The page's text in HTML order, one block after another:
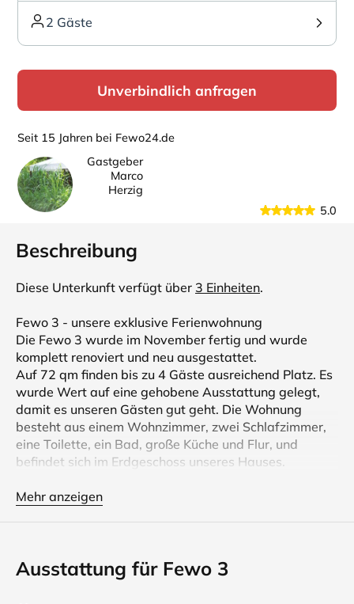
2 Gäste
Unverbindlich anfragen
Seit 15 Jahren bei Fewo24.de
Gastgeber
Marco
Herzig
5.0
Beschreibung
Diese Unterkunft verfügt über 3 Einheiten.
Fewo 3 - unsere exklusive Ferienwohnung
Die Fewo 3 wurde im November fertig und wurde
komplett renoviert und neu ausgestattet.
Auf 72 qm finden bis zu 4 Gäste ausreichend Platz. Es
wurde Wert auf eine gehobene Ausstattung gelegt,
damit es unseren Gästen gut geht. Die Wohnung
besteht aus einem Wohnzimmer, zwei Schlafzimmer,
eine Toilette, ein Bad, große Küche und Flur, und
befindet sich im Erdgeschoss unseres Hauses.
Selbstverständlich steht unseren Gästen auch der
kostenlos zur Verfügung gestellt werden.
Neu: kostenloses W-LAN in unseren Ferienwohnungen.
Mehr anzeigen
Ausstattung für Fewo 3